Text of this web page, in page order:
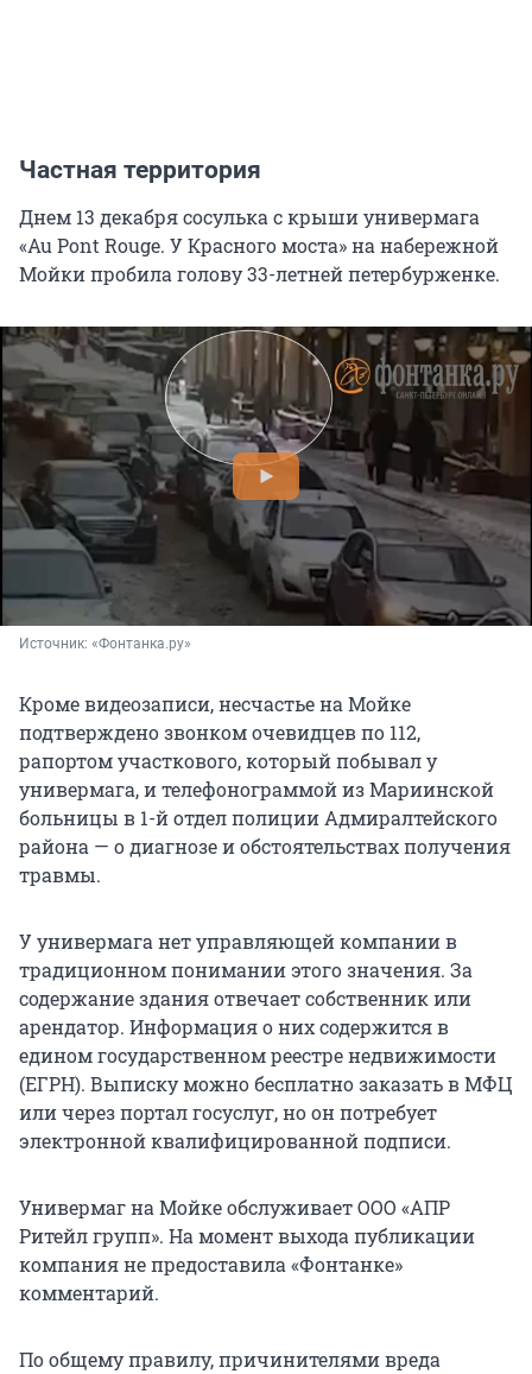
Частная территория
Днем 13 декабря сосулька с крыши универмага
«Au Pont Rouge. У Красного моста» на набережной
Мойки пробила голову 33-летней петербурженке.
Источник: «Фонтанка.ру»
Кроме видеозаписи, несчастье на Мойке
подтверждено звонком очевидцев по 112,
рапортом участкового, который побывал у
универмага, и телефонограммой из Мариинской
больницы в 1-й отдел полиции Адмиралтейского
района — о диагнозе и обстоятельствах получения
травмы.
У универмага нет управляющей компании в
традиционном понимании этого значения. За
содержание здания отвечает собственник или
арендатор. Информация о них содержится в
едином государственном реестре недвижимости
(ЕГРН). Выписку можно бесплатно заказать в МФЦ
или через портал госуслуг, но он потребует
электронной квалифицированной подписи.
Универмаг на Мойке обслуживает ООО «АПР
Ритейл групп». На момент выхода публикации
компания не предоставила «Фонтанке»
комментарий.
По общему правилу, причинителями вреда